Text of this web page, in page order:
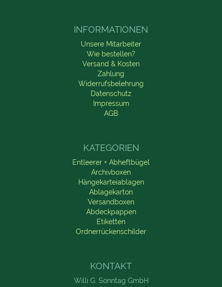
INFORMATIONEN
Unsere Mitarbeiter
Wie bestellen?
Versand & Kosten
Zahlung
Widerrufsbelehrung
Datenschutz
Impressum
AGB
KATEGORIEN
Entleerer + Abheftbügel
Archivboxen
Hängekarteiablagen
Ablagekarton
Versandboxen
Abdeckpappen
Etiketten
Ordnerrückenschilder
KONTAKT
Willi G. Sonntag GmbH